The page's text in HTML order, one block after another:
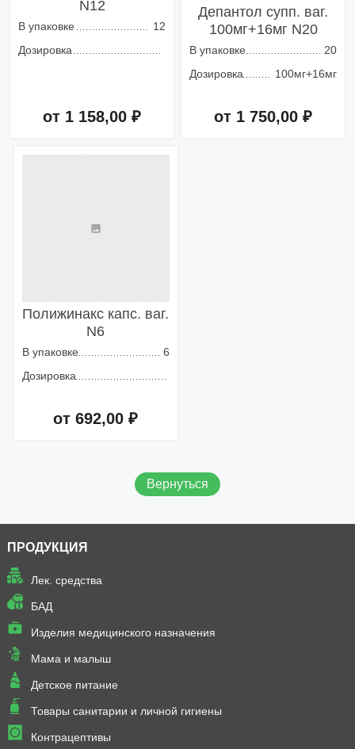
N12
В упаковке
12
Дозировка
от 1 158,00 ₽
Депантол супп. ваг.
100мг+16мг N20
В упаковке
20
Дозировка
100мг+16мг
от 1 750,00 ₽
Полижинакс капс. ваг.
N6
В упаковке
6
Дозировка
от 692,00 ₽
Вернуться
ПРОДУКЦИЯ
Лек. средства
БАД
Изделия медицинского назначения
Мама и малыш
Детское питание
Товары санитарии и личной гигиены
Контрацептивы